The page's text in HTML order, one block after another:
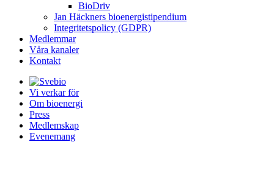
BioDriv
Jan Häckners bioenergistipendium
Integritetspolicy (GDPR)
Medlemmar
Våra kanaler
Kontakt
Vi verkar för
Om bioenergi
Press
Medlemskap
Evenemang